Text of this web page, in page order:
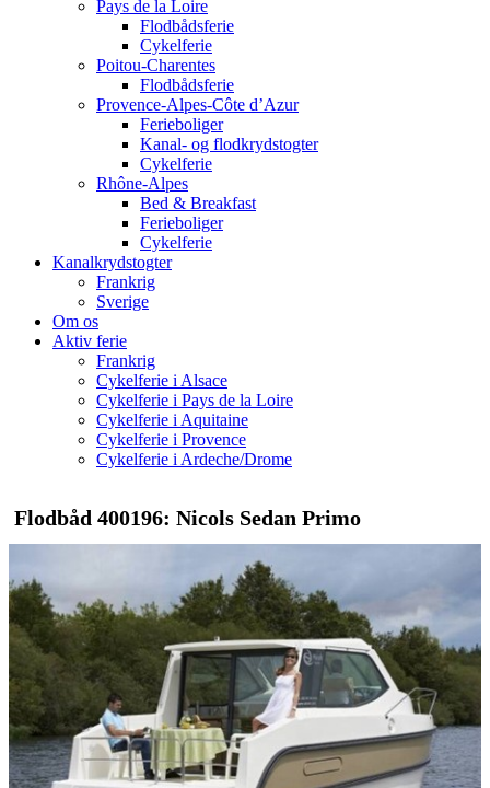
Pays de la Loire
Flodbådsferie
Cykelferie
Poitou-Charentes
Flodbådsferie
Provence-Alpes-Côte d’Azur
Ferieboliger
Kanal- og flodkrydstogter
Cykelferie
Rhône-Alpes
Bed & Breakfast
Ferieboliger
Cykelferie
Kanalkrydstogter
Frankrig
Sverige
Om os
Aktiv ferie
Frankrig
Cykelferie i Alsace
Cykelferie i Pays de la Loire
Cykelferie i Aquitaine
Cykelferie i Provence
Cykelferie i Ardeche/Drome
Flodbåd 400196: Nicols Sedan Primo